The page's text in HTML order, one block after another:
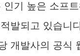
인기 높은 소프
발되고 있습니
개발사의 공식